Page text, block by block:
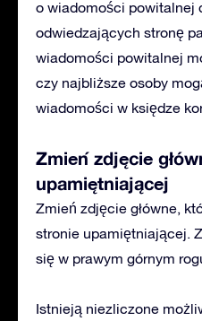
o wiadomości powitalnej
odwiedzających stronę
wiadomości powitalnej
czy najbliższe osoby
wiadomości w księdze
Zmień zdjęcie
upamiętniającej
Zmień zdjęcie główne,
stronie upamiętniającej.
się w prawym górnym
Istnieją niezliczone